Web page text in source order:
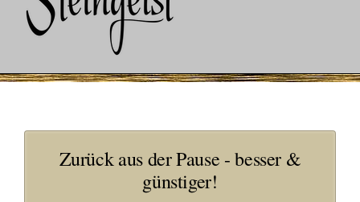
Zurück aus der Pause - besser &
günstiger!